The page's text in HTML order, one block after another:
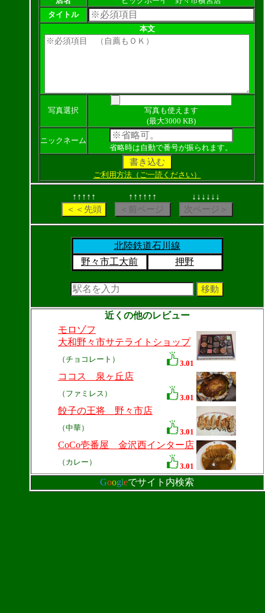
タイトル
本文
写真選択
写真も使えます
(最大3000 KB)
ニックネーム
省略時は自動で番号が振られます。
ご利用方法（ご一読ください）
↑↑↑↑↑ ↑↑↑↑↑↑ ↓↓↓↓↓↓
北陸鉄道石川線
野々市工大前
押野
近くの他のレビュー
モロゾフ
大和野々市サテライトショップ
（チョコレート） 3.01
ココス 泉ヶ丘店
（ファミレス） 3.01
餃子の王将 野々市店
（中華） 3.01
CoCo壱番屋 金沢西インター店
（カレー） 3.01
Googleでサイト内検索